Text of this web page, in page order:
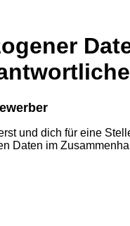
und dich für eine
Daten im